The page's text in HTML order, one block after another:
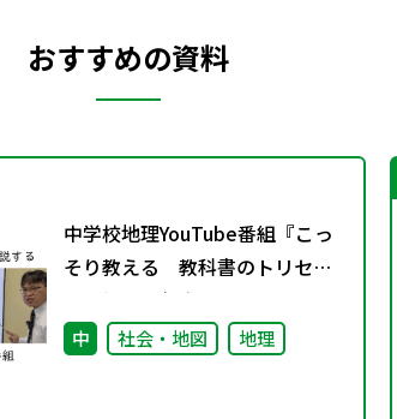
おすすめの資料
中学校地理YouTube番組『こっ
そり教える 教科書のトリセ
ツ』好評配信中！
中 社会・地図 地理